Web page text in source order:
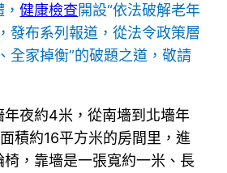
，健康檢查開設“依法破解老年
發布系列報道，從法令政策層
全家掉衡”的破題之道，敬請
年夜約4米，從南墻到北墻年
積約16平方米的房間里，進
椅，靠墻是一張寬約一米、長